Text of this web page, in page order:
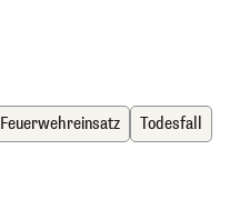
Feuerwehreinsatz Todesfall